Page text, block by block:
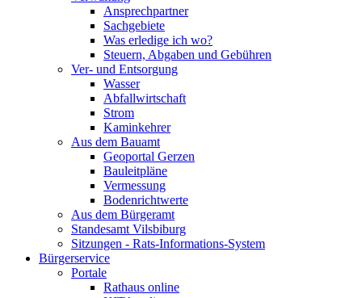
Ansprechpartner
Sachgebiete
Was erledige ich wo?
Steuern, Abgaben und Gebühren
Ver- und Entsorgung
Wasser
Abfallwirtschaft
Strom
Kaminkehrer
Aus dem Bauamt
Geoportal Gerzen
Bauleitpläne
Vermessung
Bodenrichtwerte
Aus dem Bürgeramt
Standesamt Vilsbiburg
Sitzungen - Rats-Informations-System
Bürgerservice
Portale
Rathaus online